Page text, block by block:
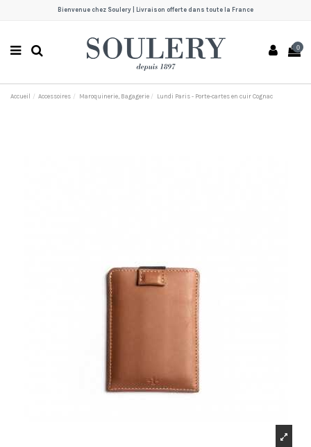
Bienvenue chez Soulery | Livraison offerte dans toute la France
0
Accueil Accessoires Maroquinerie, Bagagerie Lundi Paris - Porte-cartes en cuir Cognac